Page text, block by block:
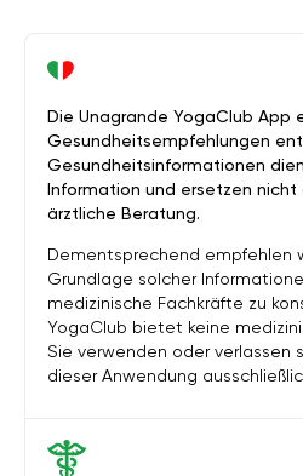
Die Unagrande YogaClub App
Gesundheitsempfehlungen
Gesundheitsinformationen
Information und ersetzen nicht
ärztliche Beratung.
Dementsprechend empfehlen
Grundlage solcher
medizinische Fachkräfte zu
YogaClub bietet keine
Sie verwenden oder verlassen
dieser Anwendung